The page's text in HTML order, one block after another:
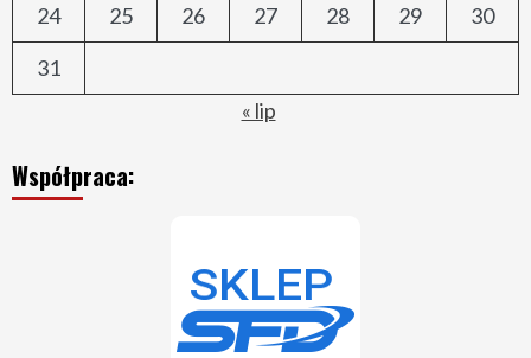
24
25 26 27 28 29
30
31
« lip
Współpraca: